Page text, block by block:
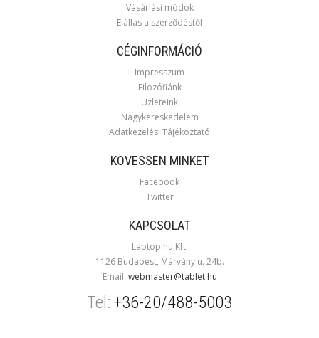
Vásárlási módok
Elállás a szerződéstől
CÉGINFORMÁCIÓ
Impresszum
Filozófiánk
Üzleteink
Nagykereskedelem
Adatkezelési Tájékoztató
KÖVESSEN MINKET
Facebook
Twitter
KAPCSOLAT
Laptop.hu Kft.
1126 Budapest, Márvány u. 24b.
Email: webmaster@tablet.hu
Tel: +36-20/488-5003